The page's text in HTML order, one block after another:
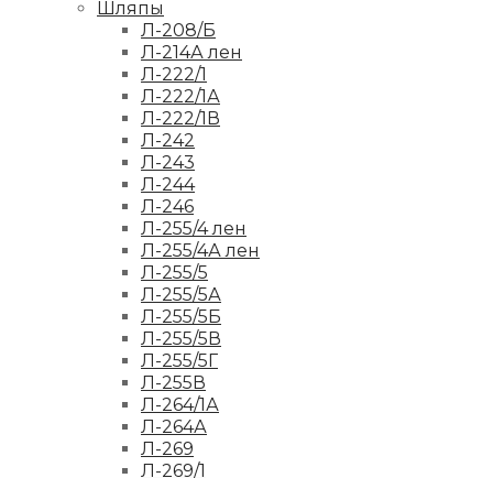
Шляпы
Л-208/Б
Л-214А лен
Л-222/1
Л-222/1А
Л-222/1В
Л-242
Л-243
Л-244
Л-246
Л-255/4 лен
Л-255/4А лен
Л-255/5
Л-255/5А
Л-255/5Б
Л-255/5В
Л-255/5Г
Л-255В
Л-264/1А
Л-264А
Л-269
Л-269/1